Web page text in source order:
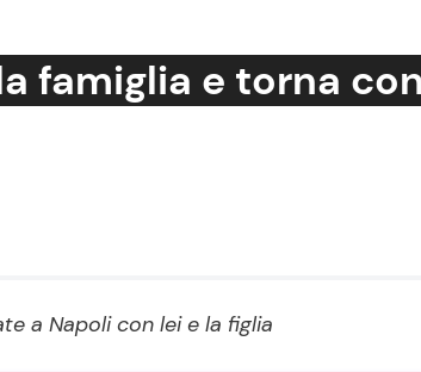
Le Ricette in TV
famiglia e torna con
a Napoli con lei e la figlia